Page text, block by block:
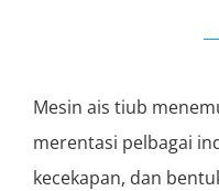
Mesin ais tiub
merentasi pelbagai
kecekapan, dan